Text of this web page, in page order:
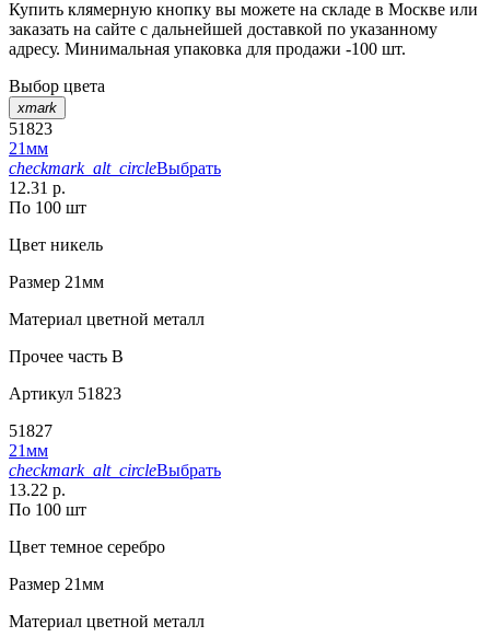
Купить клямерную кнопку вы можете на складе в Москве или
заказать на сайте с дальнейшей доставкой по указанному
адресу. Минимальная упаковка для продажи -100 шт.
Выбор цвета
xmark
51823
21мм
checkmark_alt_circleВыбрать
12.31 р.
По 100 шт
Цвет никель
Размер 21мм
Материал цветной металл
Прочее часть В
Артикул 51823
51827
21мм
checkmark_alt_circleВыбрать
13.22 р.
По 100 шт
Цвет темное серебро
Размер 21мм
Материал цветной металл